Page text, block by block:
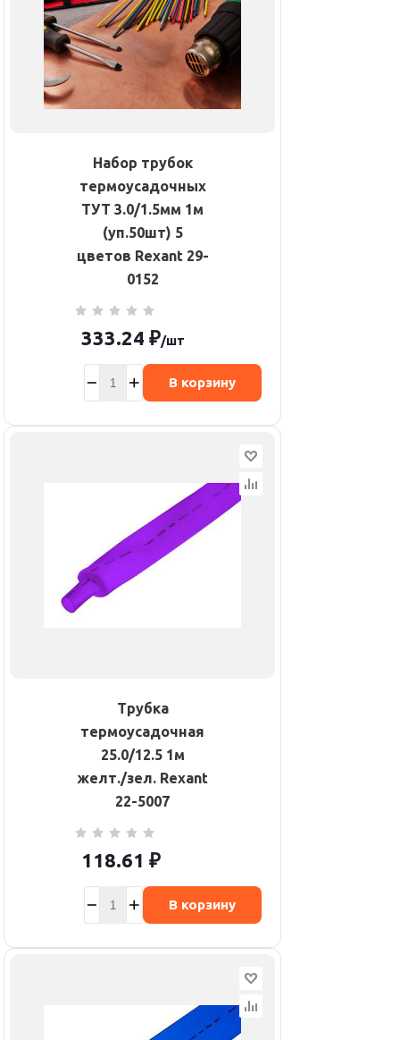
Набор трубок
термоусадочных
ТУТ 3.0/1.5мм 1м
(уп.50шт) 5
цветов Rexant 29-
0152
333.24 ₽/шт
В корзину
Трубка
термоусадочная
25.0/12.5 1м
желт./зел. Rexant
22-5007
118.61 ₽
В корзину